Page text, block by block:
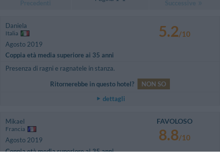
Daniela
Italia
Agosto 2019
Coppia età media superiore ai 35 anni
5.2/10
Presenza di ragni e ragnatele in stanza.
Ritornerebbe in questo hotel?
NON SO
dettagli
Mikael
Francia
Agosto 2019
Coppia età media superiore ai 35 anni
FAVOLOSO
8.8/10